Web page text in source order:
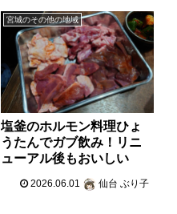
宮城のその他の地域
塩釜のホルモン料理ひょ
うたんでガブ飲み！リニ
ューアル後もおいしい
2026.06.01 仙台 ぶり子